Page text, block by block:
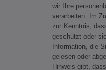
wir Ihre
verarbeiten. Im
zur Kenntnis,
geschützt oder
Information, die
gelesen oder
Hinweis gibt,